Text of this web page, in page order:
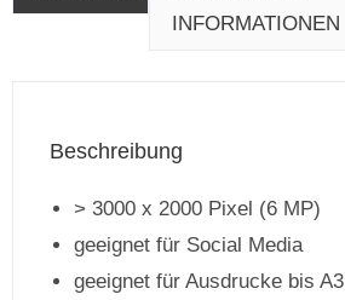
INFORMATIONEN
Beschreibung
> 3000 x 2000 Pixel (6 MP)
geeignet für Social Media
geeignet für Ausdrucke bis A3